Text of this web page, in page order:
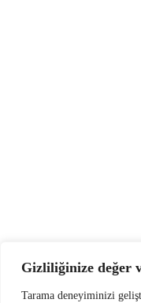
Gizliliğinize değer
Tarama deneyiminizi